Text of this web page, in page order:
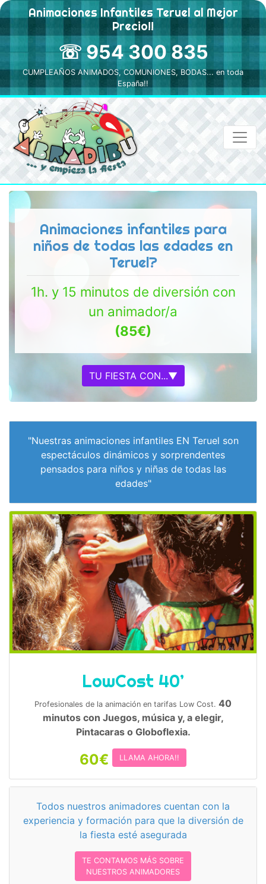
Animaciones Infantiles Teruel al Mejor
Precio!!
☏ 954 300 835
CUMPLEAÑOS ANIMADOS, COMUNIONES, BODAS... en toda
España!!
Animaciones infantiles para
niños de todas las edades en
Teruel?
1h. y 15 minutos de diversión con
un animador/a
(85€)
TU FIESTA CON...▼
"Nuestras animaciones infantiles EN Teruel son
espectáculos dinámicos y sorprendentes
pensados para niños y niñas de todas las
edades"
LowCost 40’
Profesionales de la animación en tarifas Low Cost. 40
minutos con Juegos, música y, a elegir,
Pintacaras o Globoflexia.
60€ LLAMA AHORA!!
Todos nuestros animadores cuentan con la
experiencia y formación para que la diversión de
la fiesta esté asegurada
TE CONTAMOS MÁS SOBRE
NUESTROS ANIMADORES